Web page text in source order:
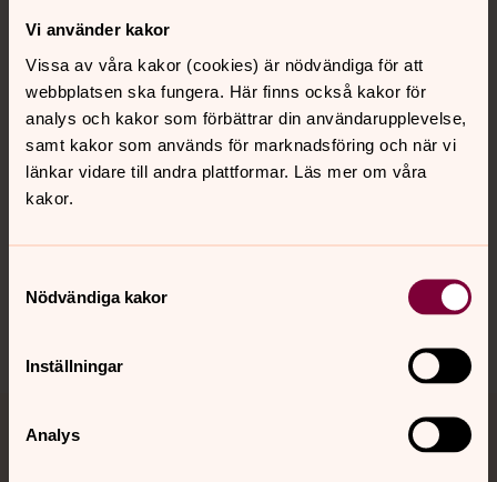
Vi använder kakor
Vissa av våra kakor (cookies) är nödvändiga för att
webbplatsen ska fungera. Här finns också kakor för
analys och kakor som förbättrar din användarupplevelse,
samt kakor som används för marknadsföring och när vi
länkar vidare till andra plattformar. Läs mer om våra
kakor.
Nödvändiga kakor
Inställningar
Analys
Kontakt
Kalender
Hitta snabbt
Jourhavande präst